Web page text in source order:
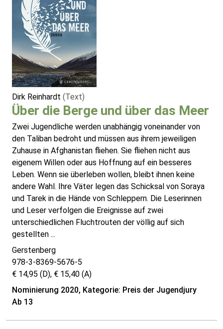
Dirk Reinhardt (Text)
Über die Berge und über das Meer
Zwei Jugendliche werden unabhängig voneinander von
den Taliban bedroht und müssen aus ihrem jeweiligen
Zuhause in Afghanistan fliehen. Sie fliehen nicht aus
eigenem Willen oder aus Hoffnung auf ein besseres
Leben. Wenn sie überleben wollen, bleibt ihnen keine
andere Wahl. Ihre Väter legen das Schicksal von Soraya
und Tarek in die Hände von Schleppern. Die Leserinnen
und Leser verfolgen die Ereignisse auf zwei
unterschiedlichen Fluchtrouten der völlig auf sich
gestellten ...
Gerstenberg
978-3-8369-5676-5
€ 14,95 (D), € 15,40 (A)
Nominierung 2020, Kategorie: Preis der Jugendjury
Ab 13